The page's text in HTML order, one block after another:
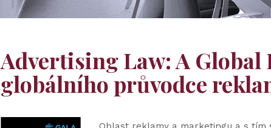
Advertising Law: A Global
globálního průvodce